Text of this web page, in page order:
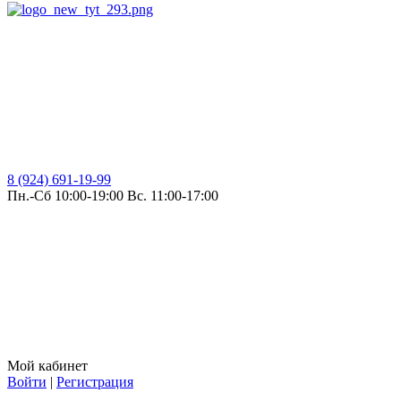
8 (924) 691-19-99
Пн.-Сб 10:00-19:00 Вс. 11:00-17:00
Мой кабинет
Войти | Регистрация